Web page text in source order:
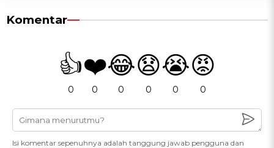
Komentar
👍
0
❤️
0
😂
0
😧
0
😭
0
😡
0
Isi komentar sepenuhnya adalah tanggung jawab pengguna dan